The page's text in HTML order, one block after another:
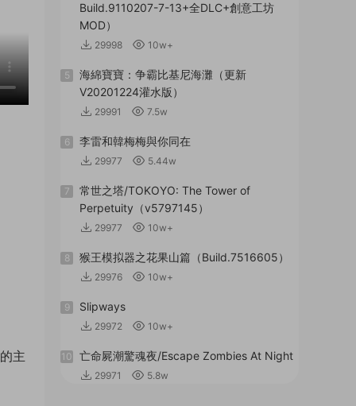
主
Build.9110207-7-13+全DLC+創意工坊
MOD）
29998 10w+
5
海綿寶寶：争霸比基尼海灘（更新
V20201224灌水版）
29991 7.5w
6 李雷和韓梅梅與你同在
29977 5.44w
7
常世之塔/TOKOYO: The Tower of
Perpetuity（v5797145）
29977 10w+
8 猴王模拟器之花果山篇（Build.7516605）
29976 10w+
9 Slipways
29972 10w+
10 亡命屍潮驚魂夜/Escape Zombies At Night
29971 5.8w